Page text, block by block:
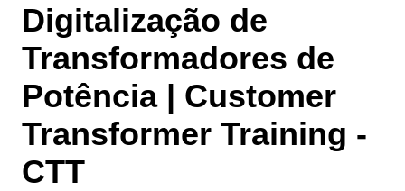
Digitalização de
Transformadores de
Potência | Customer
Transformer Training -
CTT